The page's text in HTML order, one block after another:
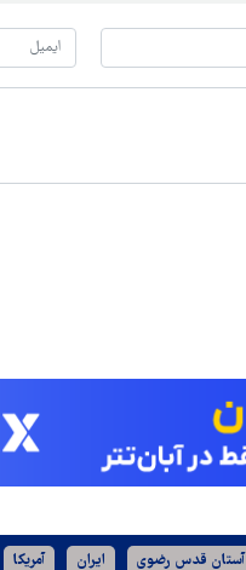
آستان قدس رضوی ایران آمریکا